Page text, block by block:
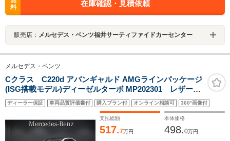
料
在庫確認・見積依頼
販売店： メルセデス・ベンツ福井サーティファイドカーセンター
メルセデス・ベンツ
Cクラス C220d アバンギャルド AMGラインパッケージ
(ISG搭載モデル)ディーゼルターボ MP202301 レザーエ
クスクルーシブパッケージ パノラミックスライディン
グルーフ ベーシックパッケージ アンビエントライ
ト ワイヤレスチャージング 360°カメラ
ディーラー保証 車両品質評価書付 購入プラン付 オンライン相談可 360°画像付
支払総額
517.7万円
本体価格
498.0万円